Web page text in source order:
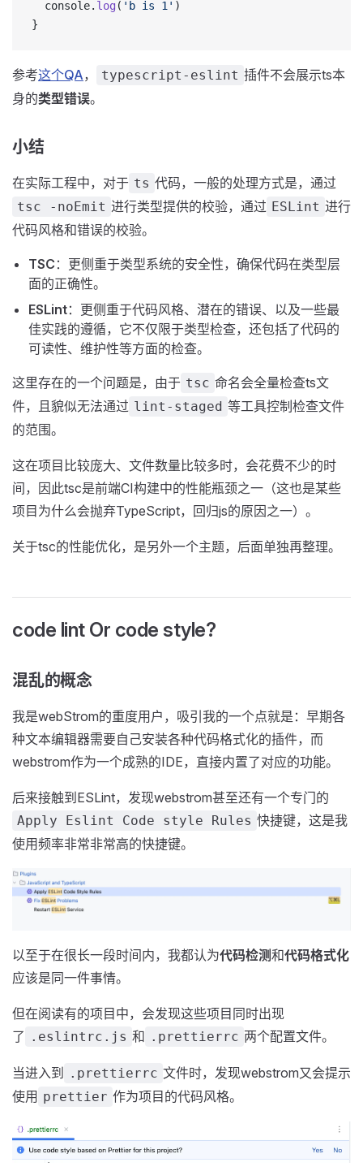
  console.
log ( 'b is 1' )
}
参考这个QA， typescript-eslint 插件不会展示ts本
身的类型错误。
小结
在实际工程中，对于 ts 代码，一般的处理方式是，通过
tsc -noEmit 进行类型提供的校验，通过 ESLint 进行
代码风格和错误的校验。
TSC ：更侧重于类型系统的安全性，确保代码在类型层
面的正确性。
ESLint：更侧重于代码风格、潜在的错误、以及一些最
佳实践的遵循，它不仅限于类型检查，还包括了代码的
可读性、维护性等方面的检查。
这里存在的一个问题是，由于 tsc 命名会全量检查ts文
件，且貌似无法通过 lint-staged 等工具控制检查文件
的范围。
这在项目比较庞大、文件数量比较多时，会花费不少的时
间，因此tsc是前端CI构建中的性能瓶颈之一（这也是某些
项目为什么会抛弃TypeScript，回归js的原因之一）。
关于tsc的性能优化，是另外一个主题，后面单独再整理。
code lint Or code style?
混乱的概念
我是webStrom的重度用户，吸引我的一个点就是：早期各
种文本编辑器需要自己安装各种代码格式化的插件，而
webstrom作为一个成熟的IDE，直接内置了对应的功能。
后来接触到ESLint，发现webstrom甚至还有一个专门的
Apply Eslint Code style Rules 快捷键，这是我
使用频率非常非常高的快捷键。
以至于在很长一段时间内，我都认为代码检测和代码格式化
应该是同一件事情。
但在阅读有的项目中，会发现这些项目同时出现
了 .eslintrc.js 和 .prettierrc 两个配置文件。
当进入到 .prettierrc 文件时，发现webstrom又会提示
使用 prettier 作为项目的代码风格。